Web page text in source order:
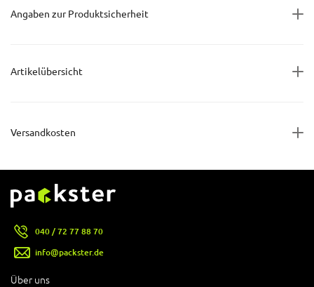
Angaben zur Produktsicherheit
Artikelübersicht
Versandkosten
Über uns
040 / 72 77 88 70
info@packster.de